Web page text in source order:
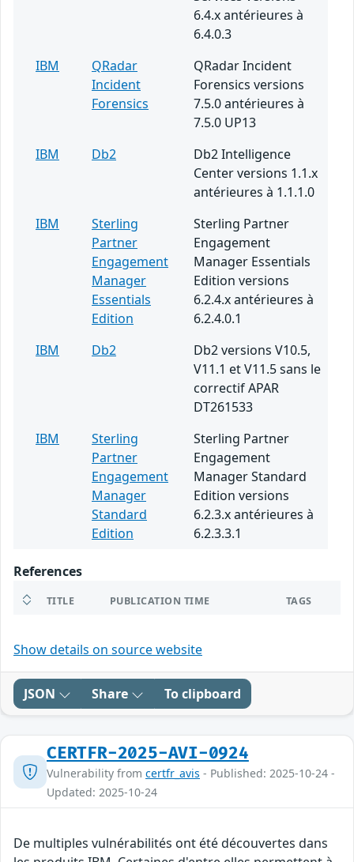
6.4.x antérieures à
6.4.0.3
IBM
QRadar
Incident
Forensics
QRadar Incident
Forensics versions
7.5.0 antérieures à
7.5.0 UP13
IBM
Db2
Db2 Intelligence
Center versions 1.1.x
antérieures à 1.1.1.0
IBM
Sterling
Partner
Engagement
Manager
Essentials
Edition
Sterling Partner
Engagement
Manager Essentials
Edition versions
6.2.4.x antérieures à
6.2.4.0.1
IBM
Db2
Db2 versions V10.5,
V11.1 et V11.5 sans le
correctif APAR
DT261533
IBM
Sterling
Partner
Engagement
Manager
Standard
Edition
Sterling Partner
Engagement
Manager Standard
Edition versions
6.2.3.x antérieures à
6.2.3.3.1
References
TITLE PUBLICATION TIME TAGS
Show details on source website
JSON Share To clipboard
CERTFR-2025-AVI-0924
Vulnerability from certfr_avis - Published: 2025-10-24 -
Updated: 2025-10-24
De multiples vulnérabilités ont été découvertes dans